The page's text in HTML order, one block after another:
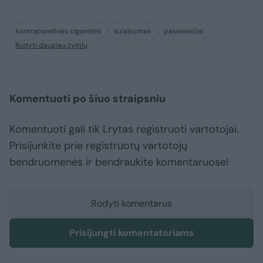
kontrabandinės cigaretės sulaikymas
pasieniečiai
Rodyti daugiau žymių
Komentuoti po šiuo straipsniu
Komentuoti gali tik Lrytas registruoti vartotojai.
Prisijunkite prie registruotų vartotojų
bendruomenės ir bendraukite komentaruose!
Rodyti komentarus
Prisijungti komentatoriams